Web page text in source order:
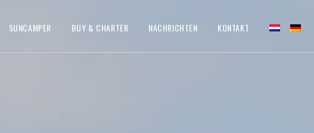
SUNCAMPER BUY & CHARTER NACHRICHTEN KONTAKT